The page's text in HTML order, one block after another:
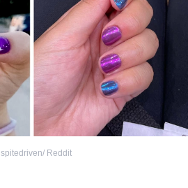
spitedriven/ Reddit